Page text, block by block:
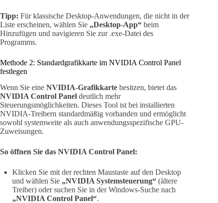
Tipp: Für klassische Desktop-Anwendungen, die nicht in der
Liste erscheinen, wählen Sie „Desktop-App“ beim
Hinzufügen und navigieren Sie zur .exe-Datei des
Programms.
Methode 2: Standardgrafikkarte im NVIDIA Control Panel
festlegen
Wenn Sie eine NVIDIA-Grafikkarte besitzen, bietet das
NVIDIA Control Panel deutlich mehr
Steuerungsmöglichkeiten. Dieses Tool ist bei installierten
NVIDIA-Treibern standardmäßig vorhanden und ermöglicht
sowohl systemweite als auch anwendungsspezifische GPU-
Zuweisungen.
So öffnen Sie das NVIDIA Control Panel:
Klicken Sie mit der rechten Maustaste auf den Desktop
und wählen Sie „NVIDIA Systemsteuerung“ (ältere
Treiber) oder suchen Sie in der Windows-Suche nach
„NVIDIA Control Panel“.